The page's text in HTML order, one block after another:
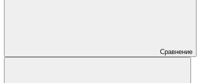
Сравнение